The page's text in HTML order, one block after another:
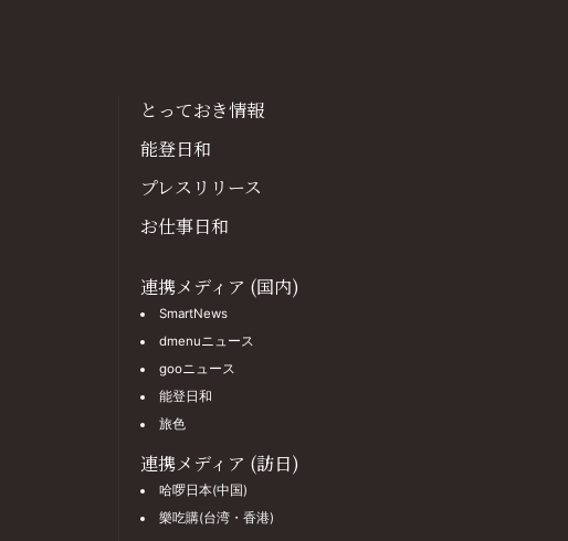
とっておき情報
能登日和
プレスリリース
お仕事日和
連携メディア (国内)
SmartNews
dmenuニュース
gooニュース
能登日和
旅色
連携メディア (訪日)
哈啰日本(中国)
樂吃購(台湾・香港)